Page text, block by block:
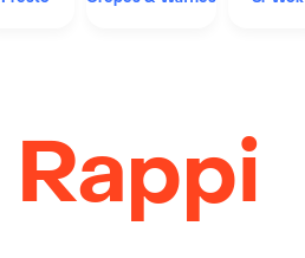
Rappi